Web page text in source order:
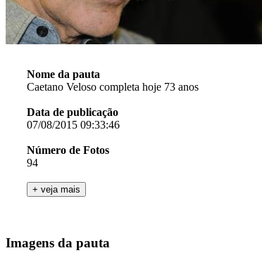
Nome da pauta
Caetano Veloso completa hoje 73 anos
Data de publicação
07/08/2015 09:33:46
Número de Fotos
94
Imagens da pauta